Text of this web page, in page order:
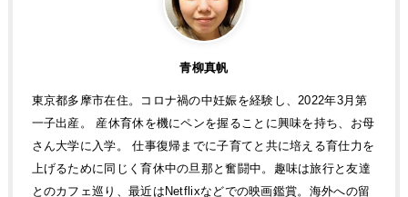
青柳真帆
東京都多摩市在住。コロナ禍の中妊娠を経験し、2022年3月第
一子出産。 産休育休を機にペンを握ることに興味を持ち、お母
さん大学に入学。 仕事復帰までに子育てと共に培える育仕力を
上げるために同じく育休中の旦那と奮闘中。趣味は旅行と友達
とのカフェ巡り、最近はNetflixなどでの映画鑑賞。海外への留